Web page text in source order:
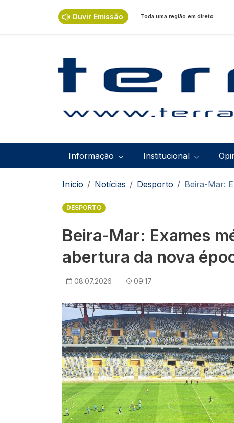
Ouvir Emissão Toda uma região em direto
Navegação principal
Informação Institucional
Navegação estrutural
Início Notícias Desporto Beira-Mar:
DESPORTO
Beira-Mar: Exames
abertura da nova
08.07.2026 09:17
Imagem